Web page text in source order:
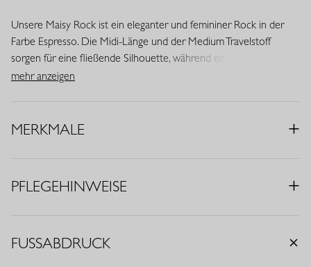
Unsere Maisy Rock ist ein eleganter und femininer Rock in der
Farbe Espresso. Die Midi-Länge und der Medium Travelstoff
sorgen für eine fließende Silhouette, während ein Volantdetail
dem Design eine verspielte Ausstrahlung verleiht.
• Midi-Länge
• Passform: Regular Fit
Travelstoff ist ein komfortabler, pflegeleichter Stretchstoff, der
mehr anzeigen
MERKMALE
PFLEGEHINWEISE
FUSSABDRUCK